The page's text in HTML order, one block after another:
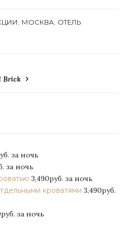
, МОСКВА, ОТЕЛЬ
Brick
за ночь
за ночь
3,490руб. за ночь
кроватями 3,490руб.
за ночь